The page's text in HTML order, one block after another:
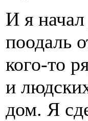
И я
поодаль
кого-то
и
дом. Я